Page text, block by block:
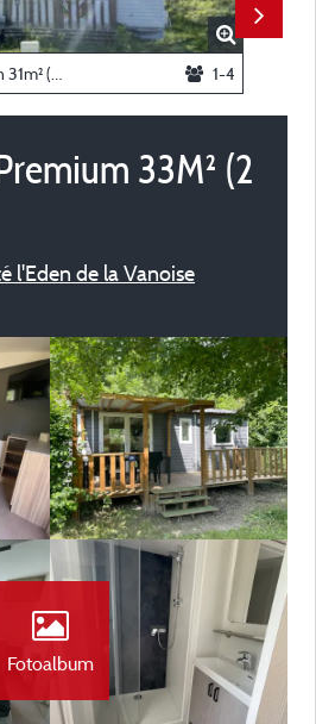
1-4
33M² (2
l'Eden de la Vanoise
Fotoalbum